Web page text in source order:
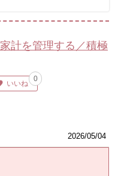
計を管理する／積極
いいね
0
2026/05/04